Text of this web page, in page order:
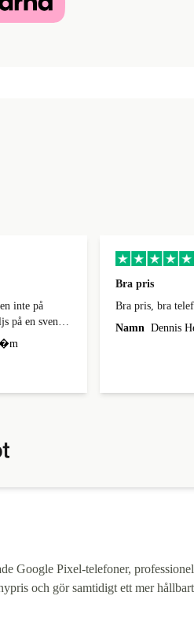
inte på
på en svensk
Bra pris
Bra pris, bra
Namn Dennis
Google Pixel-telefoner,
och gör samtidigt ett mer